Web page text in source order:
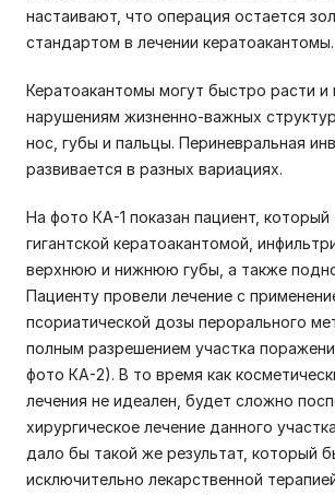
настаивают, что операция остается
стандартом в лечении кератоакантомы.
Кератоакантомы могут быстро расти и
нарушениям жизненно-важных
нос, губы и пальцы. Периневральная
развивается в разных вариациях.
На фото КА-1 показан пациент, который
гигантской кератоакантомой,
верхнюю и нижнюю губы, а также
Пациенту провели лечение с
псориатической дозы перорального
полным разрешением участка
фото КА-2). В то время как
лечения не идеален, будет сложно
хирургическое лечение данного
дало бы такой же результат, который
исключительно лекарственной